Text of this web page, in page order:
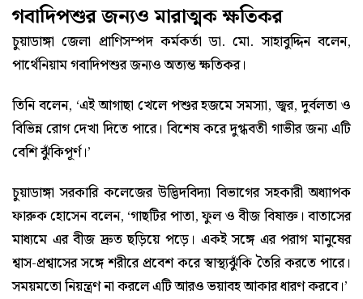
গবাদিপশুর জন্যও মারাত্মক ক্ষতিকর
চুয়াডাঙ্গা জেলা প্রাণিসম্পদ কর্মকর্তা ডা. মো. সাহাবুদ্দিন বলেন,
পার্থেনিয়াম গবাদিপশুর জন্যও অত্যন্ত ক্ষতিকর।
তিনি বলেন, ‘এই আগাছা খেলে পশুর হজমে সমস্যা, জ্বর, দুর্বলতা ও
বিভিন্ন রোগ দেখা দিতে পারে। বিশেষ করে দুগ্ধবতী গাভীর জন্য এটি
বেশি ঝুঁকিপূর্ণ।’
চুয়াডাঙ্গা সরকারি কলেজের উদ্ভিদবিদ্যা বিভাগের সহকারী অধ্যাপক
ফারুক হোসেন বলেন, ‘গাছটির পাতা, ফুল ও বীজ বিষাক্ত। বাতাসের
মাধ্যমে এর বীজ দ্রুত ছড়িয়ে পড়ে। একই সঙ্গে এর পরাগ মানুষের
শ্বাস-প্রশ্বাসের সঙ্গে শরীরে প্রবেশ করে স্বাস্থ্যঝুঁকি তৈরি করতে পারে।
সময়মতো নিয়ন্ত্রণ না করলে এটি আরও ভয়াবহ আকার ধারণ করবে।’